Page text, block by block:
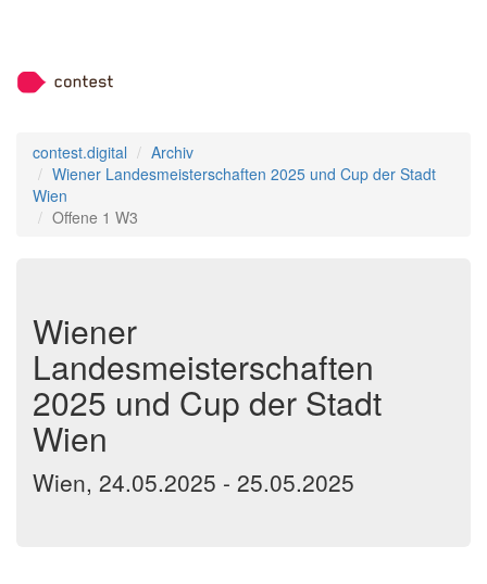
contest.digital
Archiv
Wiener Landesmeisterschaften 2025 und Cup der Stadt
Wien
Offene 1 W3
Wiener
Landesmeisterschaften
2025 und Cup der Stadt
Wien
Wien, 24.05.2025 - 25.05.2025